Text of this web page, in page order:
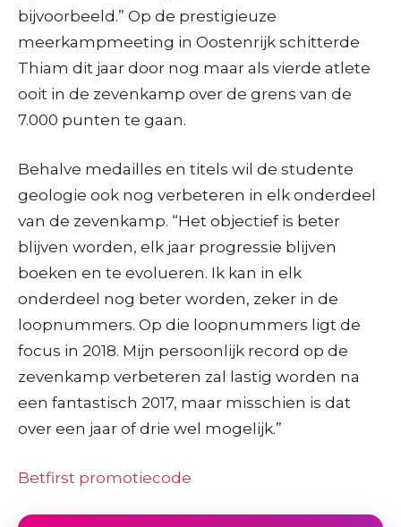
bijvoorbeeld.” Op de prestigieuze
meerkampmeeting in Oostenrijk schitterde
Thiam dit jaar door nog maar als vierde atlete
ooit in de zevenkamp over de grens van de
7.000 punten te gaan.
Behalve medailles en titels wil de studente
geologie ook nog verbeteren in elk onderdeel
van de zevenkamp. “Het objectief is beter
blijven worden, elk jaar progressie blijven
boeken en te evolueren. Ik kan in elk
onderdeel nog beter worden, zeker in de
loopnummers. Op die loopnummers ligt de
focus in 2018. Mijn persoonlijk record op de
zevenkamp verbeteren zal lastig worden na
een fantastisch 2017, maar misschien is dat
over een jaar of drie wel mogelijk.”
Betfirst promotiecode